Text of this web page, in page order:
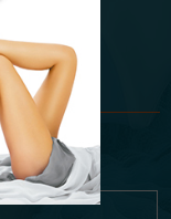
cuanto lo